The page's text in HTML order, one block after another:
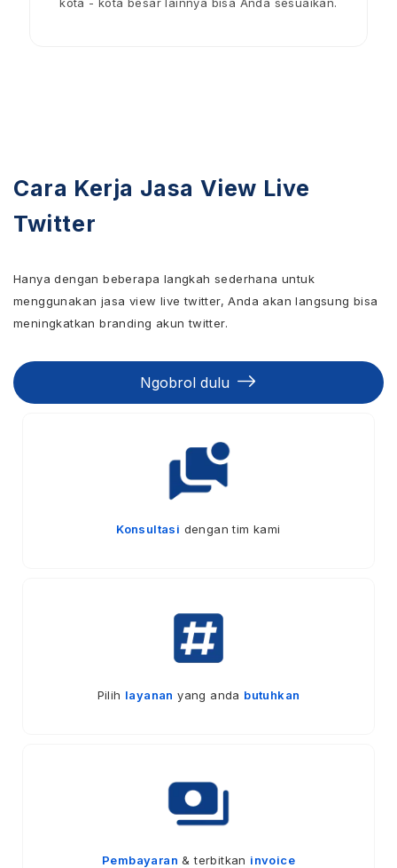
Konsultasi dengan tim kami
Pilih layanan yang anda butuhkan
Pembayaran & terbitkan invoice
Cara Kerja Jasa View Live
Twitter
Hanya dengan beberapa langkah sederhana untuk
menggunakan jasa view live twitter, Anda akan langsung bisa
meningkatkan branding akun twitter.
Ngobrol dulu